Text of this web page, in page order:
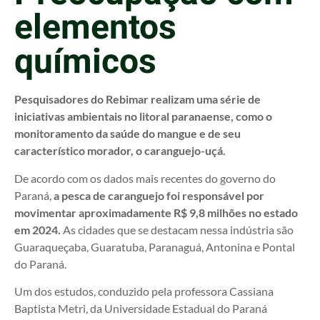
elementos
químicos
Pesquisadores do Rebimar realizam uma série de
iniciativas ambientais no litoral paranaense, como o
monitoramento da saúde do mangue e de seu
característico morador, o caranguejo-uçá.
De acordo com os dados mais recentes do governo do
Paraná, a pesca de caranguejo foi responsável por
movimentar aproximadamente R$ 9,8 milhões no estado
em 2024. As cidades que se destacam nessa indústria são
Guaraqueçaba, Guaratuba, Paranaguá, Antonina e Pontal
do Paraná.
Um dos estudos, conduzido pela professora Cassiana
Baptista Metri, da Universidade Estadual do Paraná